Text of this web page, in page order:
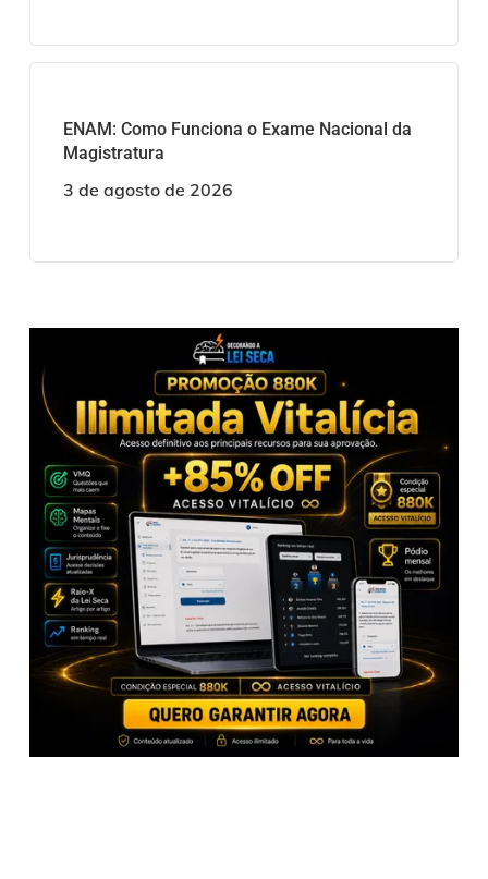
ENAM: Como Funciona o Exame Nacional da
Magistratura
3 de agosto de 2026